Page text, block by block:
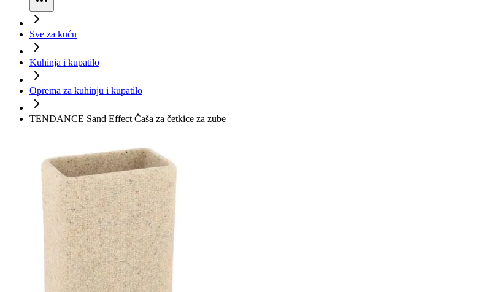
Sve za kuću
Kuhinja i kupatilo
Oprema za kuhinju i kupatilo
TENDANCE Sand Effect Čaša za četkice za zube